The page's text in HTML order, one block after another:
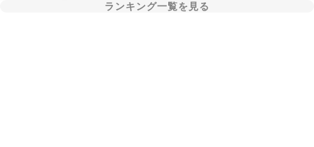
ランキング一覧を見る